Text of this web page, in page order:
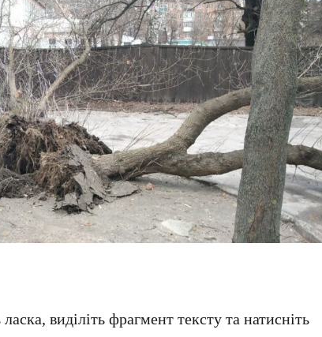
виділіть фрагмент тексту та натисніть